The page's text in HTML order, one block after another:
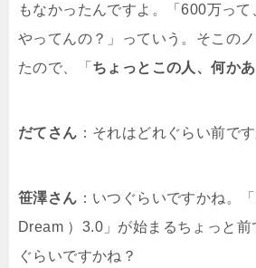
もなかったんですよ。「600万って
やってんの？」っていう。そこの
たので、「 ちょっとこの人、何か
だてさん ：それはどれぐらい前で
笹澤さん ：いつぐらいですかね。
Dream ）3.0」が始まるちょっと
ぐらいですかね？